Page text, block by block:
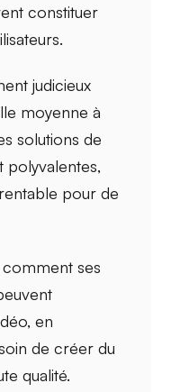
constituer
judicieux
moyenne à
solutions de
polyvalentes,
pour de
ses
en
de créer du
qualité.